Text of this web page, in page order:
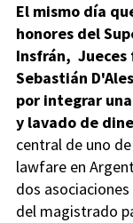
El mismo día
honores del
Insfrán, Jueces
Sebastián
por integrar
y lavado de
central de uno
lawfare en
dos
del magistrado